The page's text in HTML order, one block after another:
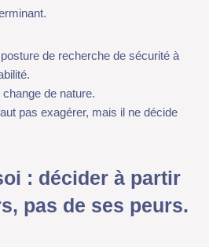
de recherche de sécurité à
de nature.
pas exagérer, mais il ne décide plus
: décider à partir
pas de ses peurs.
continuer à chercher des